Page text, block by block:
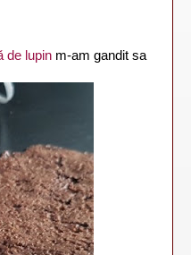
de lupin m-am gandit sa